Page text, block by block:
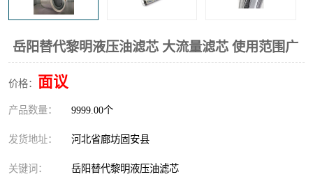
岳阳替代黎明液压油滤芯 大流量滤芯 使用范围广
价格： 面议
产品数量： 9999.00个
发货地址： 河北省廊坊固安县
关键词： 岳阳替代黎明液压油滤芯